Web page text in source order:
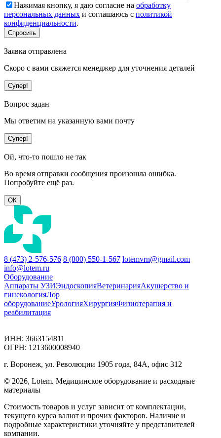
Нажимая кнопку, я даю согласие на обработку
персональных данных и соглашаюсь с политикой
конфиденциальности.
Спросить
Заявка отправлена
Скоро с вами свяжется менеджер для уточнения деталей
Супер!
Вопрос задан
Мы ответим на указанную вами почту
Супер!
Ой, что-то пошло не так
Во время отправки сообщения произошла ошибка.
Попробуйте ещё раз.
ОК
8 (473) 2-576-576 8 (800) 550-1-567 lotemvrn@gmail.com
info@lotem.ru
Оборудование
Аппараты УЗИЭндоскопияВетеринарияАкушерство и
гинекологияЛор
оборудованиеУрологияХирургияФизиотерапия и
реабилитация
ИНН: 3663154811
ОГРН: 1213600008940
г. Воронеж, ул. Революции 1905 года, 84А, офис 312
© 2026, Lotem. Медицинское оборудование и расходные
материалы
Стоимость товаров и услуг зависит от комплектации,
текущего курса валют и прочих факторов. Наличие и
подробные характеристики уточняйте у представителей
компании.